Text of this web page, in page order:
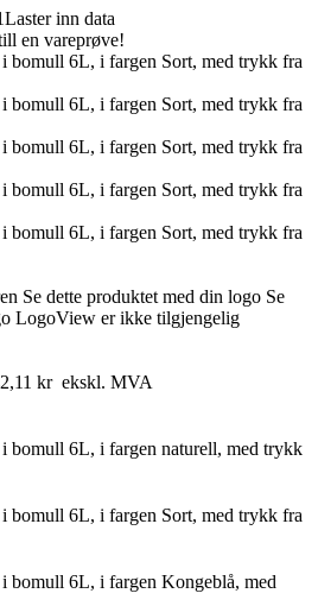
Laster inn data
en vareprøve!
Se dette produktet med din logo Se
LogoView er ikke tilgjengelig
kr ekskl. MVA